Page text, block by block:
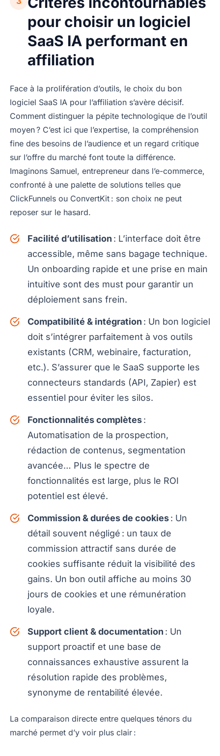
pour choisir un logiciel
SaaS IA performant en
affiliation
Face à la prolifération d’outils, le choix du bon
logiciel SaaS IA pour l’affiliation s’avère décisif.
Comment distinguer la pépite technologique de l’outil
moyen ? C’est ici que l’expertise, la compréhension
fine des besoins de l’audience et un regard critique
sur l’offre du marché font toute la différence.
Imaginons Samuel, entrepreneur dans l’e-commerce,
confronté à une palette de solutions telles que
ClickFunnels ou ConvertKit : son choix ne peut
reposer sur le hasard.
Facilité d’utilisation : L’interface doit être
accessible, même sans bagage technique.
Un onboarding rapide et une prise en main
intuitive sont des must pour garantir un
déploiement sans frein.
Compatibilité & intégration : Un bon logiciel
doit s’intégrer parfaitement à vos outils
existants (CRM, webinaire, facturation,
etc.). S’assurer que le SaaS supporte les
connecteurs standards (API, Zapier) est
essentiel pour éviter les silos.
Fonctionnalités complètes:
Automatisation de la prospection,
rédaction de contenus, segmentation
avancée… Plus le spectre de
fonctionnalités est large, plus le ROI
potentiel est élevé.
Commission & durées de cookies: Un
détail souvent négligé : un taux de
commission attractif sans durée de
cookies suffisante réduit la visibilité des
gains. Un bon outil affiche au moins 30
jours de cookies et une rémunération
loyale.
Support client & documentation : Un
support proactif et une base de
connaissances exhaustive assurent la
résolution rapide des problèmes,
synonyme de rentabilité élevée.
La comparaison directe entre quelques ténors du
marché permet d’y voir plus clair :